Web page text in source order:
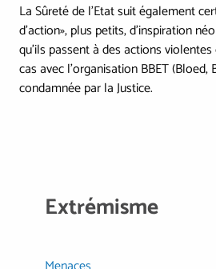
La Sûreté de l’Etat suit également
d’action», plus petits, d’inspiration
qu'ils passent à des actions
cas avec l'organisation BBET (Bloed,
condamnée par la Justice.
Extrémisme